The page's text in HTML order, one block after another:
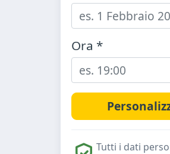
Ora *
Tutti i dati